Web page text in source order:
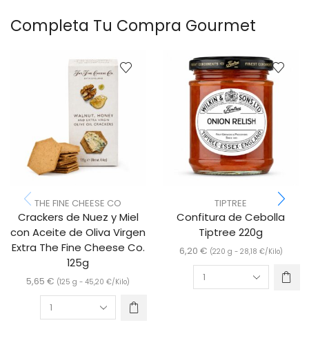
Completa Tu Compra Gourmet
THE FINE CHEESE CO
Crackers de Nuez y Miel
con Aceite de Oliva Virgen
Extra The Fine Cheese Co.
125g
5,65€ (125 g -45,20€/Kilo)
TIPTREE
Confitura de Cebolla
Tiptree 220g
6,20 € (220 g - 28,18 €/Kilo)